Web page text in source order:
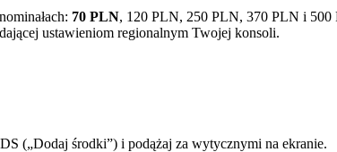
70 PLN, 120 PLN, 250 PLN, 370 PLN i 500
ustawieniom regionalnym Twojej konsoli.
(„Dodaj środki”) i podążaj za wytycznymi na ekranie.